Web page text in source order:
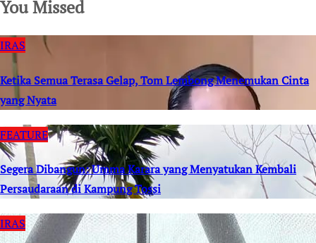
You Missed
IRAS
Ketika Semua Terasa Gelap, Tom Lembong Menemukan Cinta
yang Nyata
FEATURE
Segera Dibangun: Umma Karara yang Menyatukan Kembali
Persaudaraan di Kampung Tossi
IRAS